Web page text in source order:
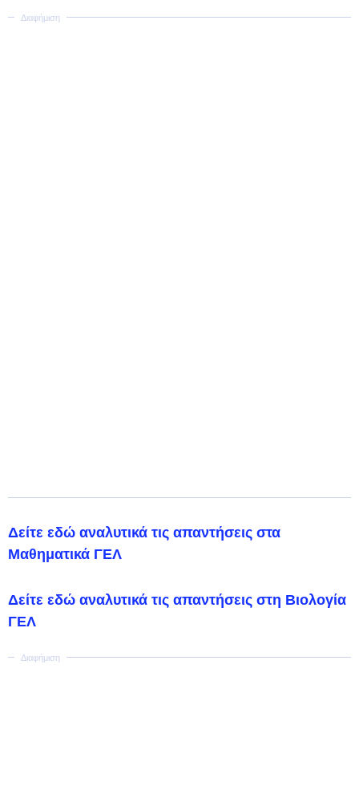
Δείτε εδώ αναλυτικά τις απαντήσεις στα
Μαθηματικά ΓΕΛ
Δείτε εδώ αναλυτικά τις απαντήσεις στη Βιολογία
ΓΕΛ